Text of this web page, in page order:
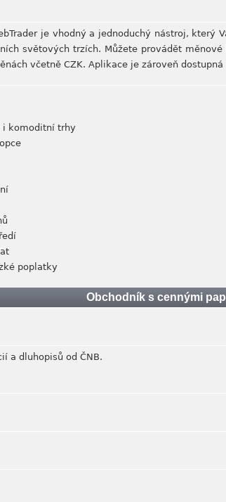
je vhodný a jednoduchý nástroj,
světových trzích. Můžete provádět
včetně CZK. Aplikace je zároveň
i komoditní trhy
poplatky
Obchodník s cennými
a dluhopisů od ČNB.